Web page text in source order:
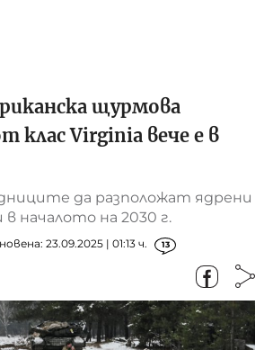
щурмова
клас Virginia вече е в
да разположат ядрени
началото на 2030 г.
23.09.2025 | 01:13 ч. 13